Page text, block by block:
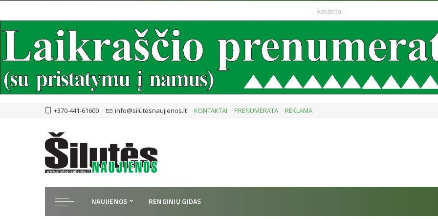
– Reklama –
+370-441-61600 info@silutesnaujienos.lt KONTAKTAI PRENUMERATA REKLAMA
NAUJIENOS RENGINIŲ GIDAS